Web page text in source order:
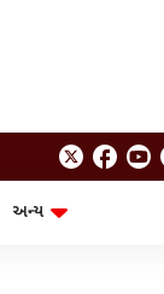
અન્ય